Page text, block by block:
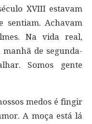
XVIII estavam
sentiam. Achavam
Na vida real,
de segunda-
Somos gente
medos é fingir
A moça está lá